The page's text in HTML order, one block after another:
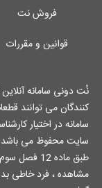
فروش نت
قوانین و مقررات
نُت دونی سامانه
کنندگان می توانند
سامانه در اختیار
سایت محفوظ می باشد
طبق ماده
مشاهده ، فرد خاطی